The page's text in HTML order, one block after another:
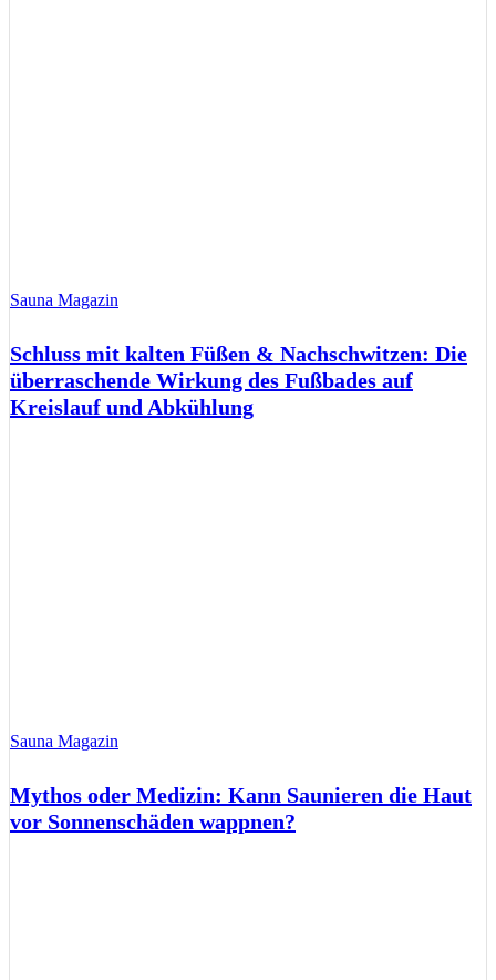
Sauna Magazin
Schluss mit kalten Füßen & Nachschwitzen: Die
überraschende Wirkung des Fußbades auf
Kreislauf und Abkühlung
Sauna Magazin
Mythos oder Medizin: Kann Saunieren die Haut
vor Sonnenschäden wappnen?